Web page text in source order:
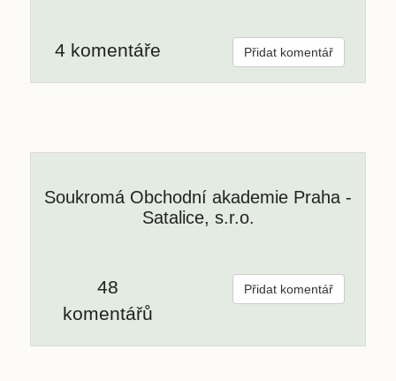
4 komentáře Přidat komentář
Soukromá Obchodní akademie Praha -
Satalice, s.r.o.
48
komentářů
Přidat komentář